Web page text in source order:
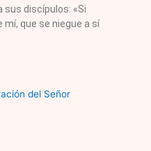
sus discípulos: «Si
mí, que se niegue a sí